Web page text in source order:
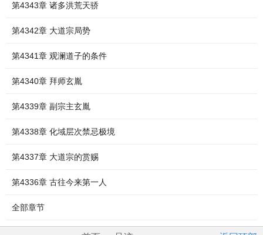
第4343章 诸多洪荒天骄
第4342章 大道宗局势
第4341章 观澜道子的条件
第4340章 拜师玄胤
第4339章 副宗主玄胤
第4338章 化域层次禁忌极境
第4337章 大道宗的赏赐
第4336章 古往今来第一人
全部章节